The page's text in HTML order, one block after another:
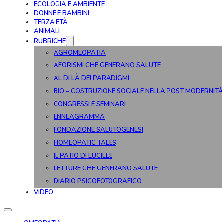
ECOLOGIA E AMBIENTE
DONNE E BAMBINI
TERZA ETÀ
ANIMALI
RUBRICHE
AGROMEOPATIA
AFORISMI CHE GENERANO SALUTE
AL DI LÀ DEI PARADIGMI
BIO – COSTRUZIONE SOCIALE NELLA POST
CONGRESSI E SEMINARI
ENNEAGRAMMA
FONDAZIONE SALUTOGENESI
HOMEOPATIC TALES
IL PATIO DI LUCILLE
LETTURE CHE GENERANO SALUTE
DIARIO PSICOFOTOGRAFICO
VIDEO